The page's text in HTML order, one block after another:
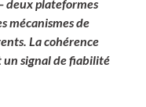
deux plateformes
mécanismes de
La cohérence
un signal de fiabilité